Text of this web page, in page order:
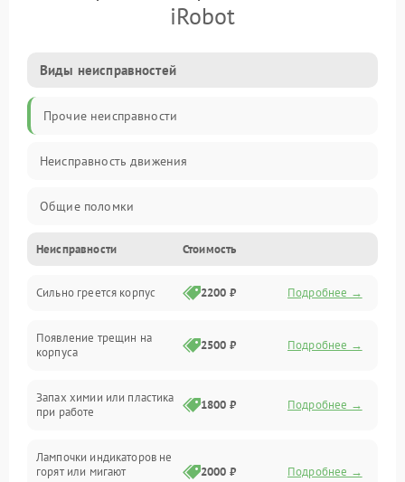
iRobot
Виды неисправностей
Прочие неисправности
Неисправность движения
Общие поломки
Неисправность датчиков
Неисправность программного обеспечения
Проблемы с сигналом
Батарея
Неисправности Стоимость
Сильно греется корпус 2200 ₽ Подробнее →
Появление трещин на
корпуса
2500 ₽ Подробнее →
Запах химии или пластика
при работе
1800 ₽ Подробнее →
Лампочки индикаторов не
горят или мигают
2000 ₽ Подробнее →